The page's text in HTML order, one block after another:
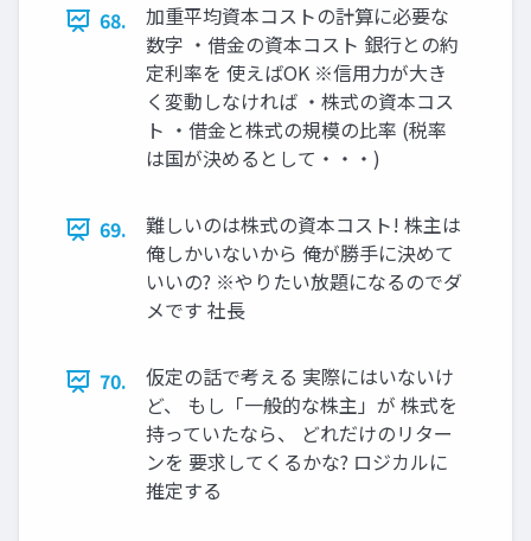
68.
加重平均資本コストの計算に必要な
数字 ・借金の資本コスト 銀行との約
定利率を 使えばOK ※信用力が大き
く変動しなければ ・株式の資本コス
ト ・借金と株式の規模の比率 (税率
は国が決めるとして・・・)
69.
難しいのは株式の資本コスト! 株主は
俺しかいないから 俺が勝手に決めて
いいの? ※やりたい放題になるのでダ
メです 社長
70.
仮定の話で考える 実際にはいないけ
ど、 もし「一般的な株主」が 株式を
持っていたなら、 どれだけのリター
ンを 要求してくるかな? ロジカルに
推定する